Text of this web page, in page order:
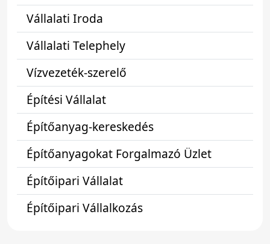
Vállalati Iroda
Vállalati Telephely
Vízvezeték-szerelő
Építési Vállalat
Építőanyag-kereskedés
Építőanyagokat Forgalmazó Üzlet
Építőipari Vállalat
Építőipari Vállalkozás